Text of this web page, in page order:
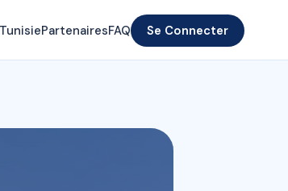
PartenairesFAQ Se Connecter